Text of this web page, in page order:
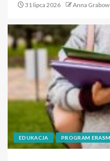
31 lipca 2026 Anna
EDUKACJA PROGRAM